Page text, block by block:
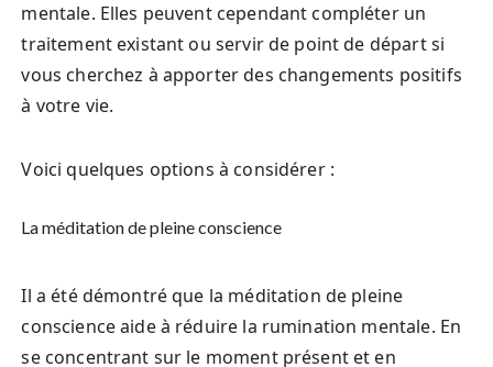
mentale. Elles peuvent cependant compléter un
traitement existant ou servir de point de départ si
vous cherchez à apporter des changements positifs
à votre vie.
Voici quelques options à considérer :
La méditation de pleine conscience
Il a été démontré que la méditation de pleine
conscience aide à réduire la rumination mentale. En
se concentrant sur le moment présent et en